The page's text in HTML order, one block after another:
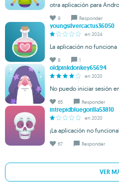
otra aplicación para
9 Responder
youngsilvercactus36050
en 2024
La aplicación no funciona
8 1
oldpinkdonkey65694
en 2020
No puedo iniciar sesión
65 Responder
intrepidbluegorilla53810
en 2020
¡La aplicación no funciona!
67 Responder
VER